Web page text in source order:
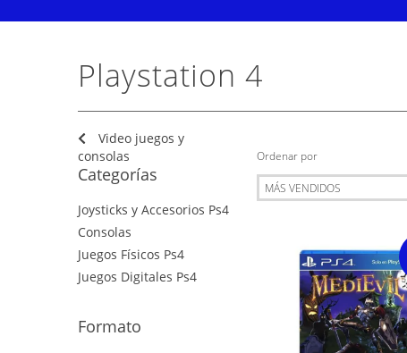
Playstation 4
Video juegos y
consolas
Categorías
Joysticks y Accesorios Ps4
Consolas
Juegos Físicos Ps4
Juegos Digitales Ps4
Formato
Ordenar por